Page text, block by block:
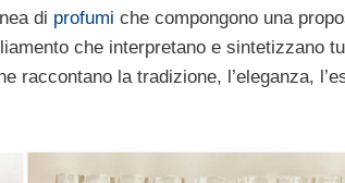
di profumi che compongono una
che interpretano e sintetizzano
raccontano la tradizione, l’eleganza,